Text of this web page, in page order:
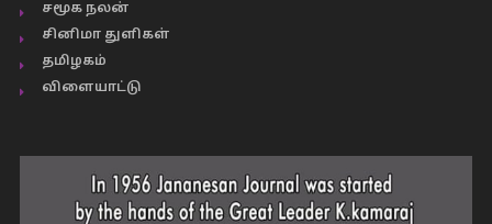
சமூக நலன்
சினிமா துளிகள்
தமிழகம்
விளையாட்டு